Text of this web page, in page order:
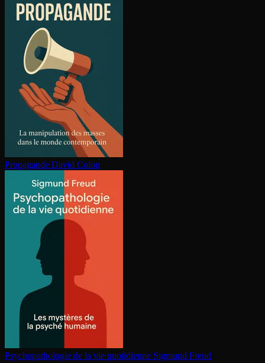
Propagande David Colon
Psy­cho­pa­tho­lo­gie de la vie quotidienne Sigmund Freud